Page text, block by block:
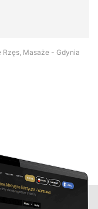
Rzęs, Masaże - Gdynia